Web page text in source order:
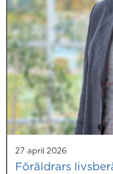
27 april 2026
Föräldrars